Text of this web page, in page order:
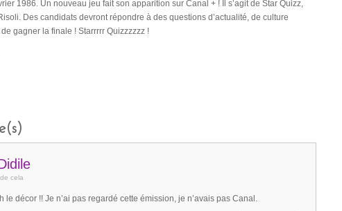
1986. Un nouveau jeu fait son apparition sur Canal + ! Il s’agit de Star Quizz,
Des candidats devront répondre à des questions d’actualité, de culture
gagner la finale ! Starrrrr Quizzzzzz !
cela
le décor !! Je n’ai pas regardé cette émission, je n’avais pas Canal.